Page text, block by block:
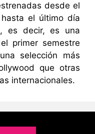
desde el
el último día
es decir, es una
primer semestre
selección más
que otras
internacionales.